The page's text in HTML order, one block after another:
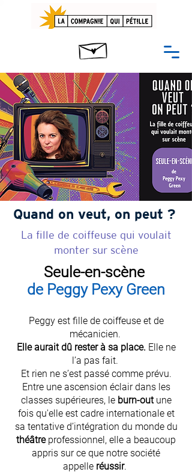
Quand on veut, on peut ?
La fille de coiffeuse qui voulait
monter sur scène
Seule-en-scène
de Peggy Pexy Green
Peggy est fille de coiffeuse et de
mécanicien.
Elle aurait dû rester à sa place. Elle ne
l’a pas fait.
Et rien ne s’est passé comme prévu.
Entre une ascension éclair dans les
classes supérieures, le burn-outune
fois qu'elle est cadre internationale et
sa tentative d’intégration du monde du
théâtre professionnel, elle a beaucoup
appris sur ce que notre société
appelle réussir.